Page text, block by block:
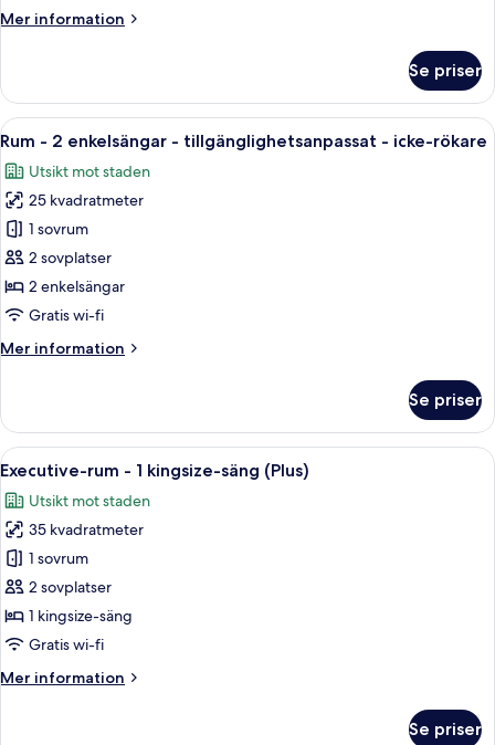
tillgänglighetsanpassat
rökare
Mer information
Mer
-
kingsize-
-
tillgänglighetsanpassat
icke-
rökare
Se priser
Öppna
alla
foton
för
Rum
-
2
enkelsängar
tillgänglighetsanpassat
rökare
Ett hotellrum med två sängar, ett
14
Rum - 2 enkelsängar - tillgänglighetsanpassat - icke-rökare
Utsikt mot staden
25 kvadratmeter
1 sovrum
2 sovplatser
2 enkelsängar
Gratis wi-fi
Mer information
Mer
-
enkelsängar
tillgänglighetsanpassat
icke-
rökare
Se priser
Öppna
alla
foton
för
Executive-
rum
-
1
säng
Ett modernt hotellrum med en
9
Executive-rum - 1 kingsize-säng (Plus)
Utsikt mot staden
35 kvadratmeter
1 sovrum
2 sovplatser
1 kingsize-säng
Gratis wi-fi
Mer information
Mer
Se priser